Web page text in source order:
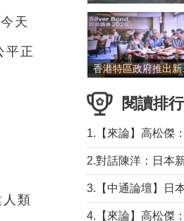
天
平正
類
香港特
閱讀排行